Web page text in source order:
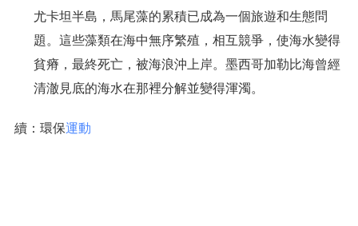
尤卡坦半島，馬尾藻的累積已成為一個旅遊和生態問
題。這些藻類在海中無序繁殖，相互競爭，使海水變得
貧瘠，最終死亡，被海浪沖上岸。墨西哥加勒比海曾經
清澈見底的海水在那裡分解並變得渾濁。
續：環保運動